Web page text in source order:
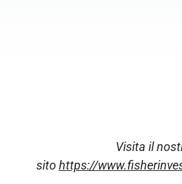
Visita il
sitohttps://